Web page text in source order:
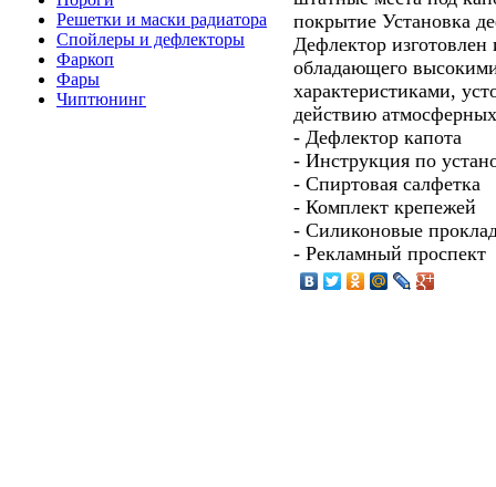
Решетки и маски радиатора
Спойлеры и дефлекторы
Фаркоп
Фары
Чиптюнинг
покрытие Установка
Дефлектор изготовлен
обладающего
характеристиками,
действию
- Дефлектор капота
- Инструкция по
- Спиртовая салфетка
- Комплект крепежей
- Силиконовые
- Рекламный проспект